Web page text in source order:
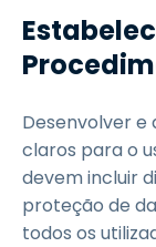
Desenvolver
claros para o
devem incluir
proteção de
todos os